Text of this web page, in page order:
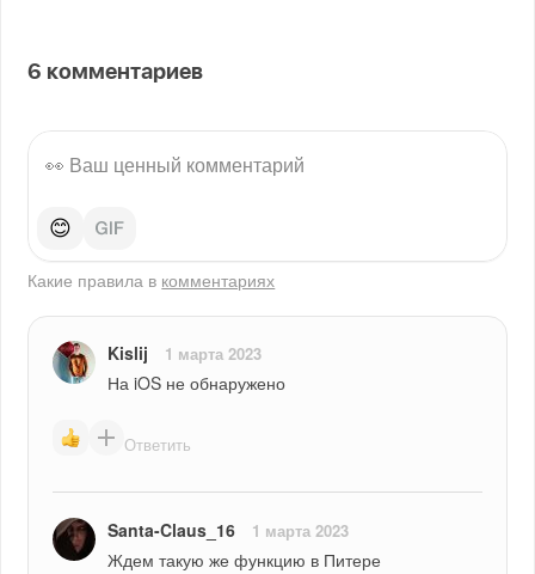
6 комментариев
😊
Какие правила в комментариях
Kislij 1 марта 2023
На iOS не обнаружено
Ответить
Santa-Claus_16 1 марта 2023
Ждем такую же функцию в Питере